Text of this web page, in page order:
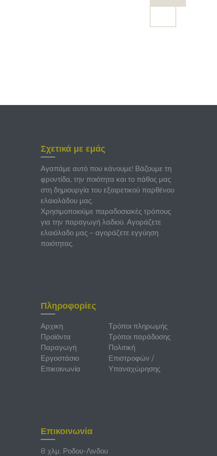
Σχετικά με εμάς
Αγαπάμε αυτό που κάνουμε! Βάζουμε τη
φροντίδα, την ποιότητα και το πάθος μας
στη δημιουργία του εξαιρετικού παρθένου
ελαιολάδου μας.
Χρησιμοποιούμε παραδοσιακές τρόπους
για την παραγωγή λαδιού. Αγοράζετε
ελαιόλαδο μας – αγοράζετε εγγύηση
ποιότητας.
Πληροφορίες
Αρχικη
Προϊόντα
Παραγωγή
Εργοστάσιο
Επικοινωνία
Τρόποι πληρωμής
Τρόποι παράδοσης
Πολιτική
Επιστροφών /
Υπαναχώρησης
Επικοινωνία
8 χλμ. Ροδου-Λινδου